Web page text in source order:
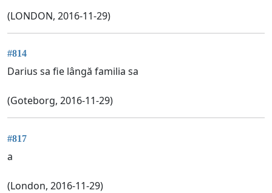
(LONDON, 2016-11-29)
#814
Darius sa fie lângă familia sa
(Goteborg, 2016-11-29)
#817
a
(London, 2016-11-29)